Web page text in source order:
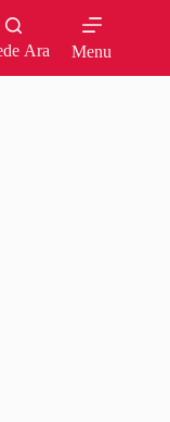
Ara Menu